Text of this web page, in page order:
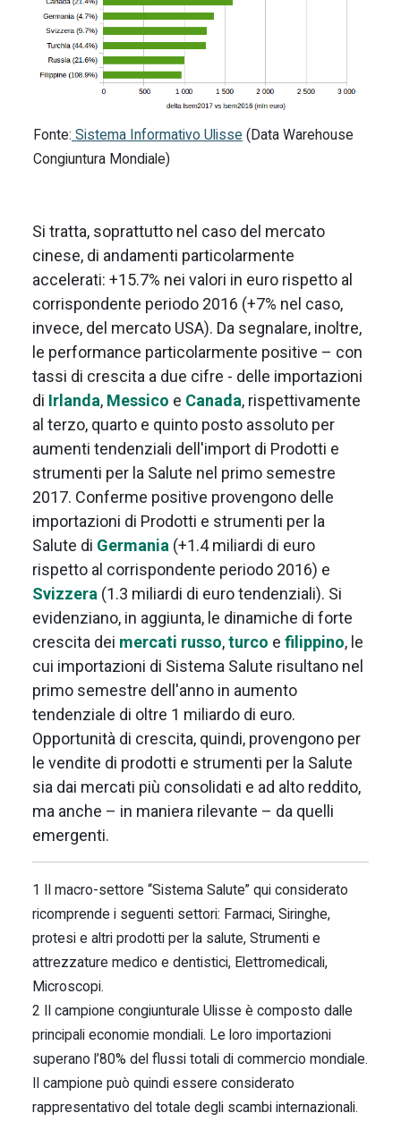
Fonte: Sistema Informativo Ulisse (Data Warehouse
Congiuntura Mondiale)
Si tratta, soprattutto nel caso del mercato
cinese, di andamenti particolarmente
accelerati: +15.7% nei valori in euro rispetto al
corrispondente periodo 2016 (+7% nel caso,
invece, del mercato USA). Da segnalare, inoltre,
le performance particolarmente positive – con
tassi di crescita a due cifre - delle importazioni
di Irlanda, Messico e Canada, rispettivamente
al terzo, quarto e quinto posto assoluto per
aumenti tendenziali dell'import di Prodotti e
strumenti per la Salute nel primo semestre
2017. Conferme positive provengono delle
importazioni di Prodotti e strumenti per la
Salute di Germania (+1.4 miliardi di euro
rispetto al corrispondente periodo 2016) e
Svizzera (1.3 miliardi di euro tendenziali). Si
evidenziano, in aggiunta, le dinamiche di forte
crescita dei mercati russo,turco e filippino, le
cui importazioni di Sistema Salute risultano nel
primo semestre dell'anno in aumento
tendenziale di oltre 1 miliardo di euro.
Opportunità di crescita, quindi, provengono per
le vendite di prodotti e strumenti per la Salute
sia dai mercati più consolidati e ad alto reddito,
ma anche – in maniera rilevante – da quelli
emergenti.
1 Il macro-settore “Sistema Salute” qui considerato
ricomprende i seguenti settori: Farmaci, Siringhe,
protesi e altri prodotti per la salute, Strumenti e
attrezzature medico e dentistici, Elettromedicali,
Microscopi.
2 Il campione congiunturale Ulisse è composto dalle
principali economie mondiali. Le loro importazioni
superano l’80% del flussi totali di commercio mondiale.
Il campione può quindi essere considerato
rappresentativo del totale degli scambi internazionali.